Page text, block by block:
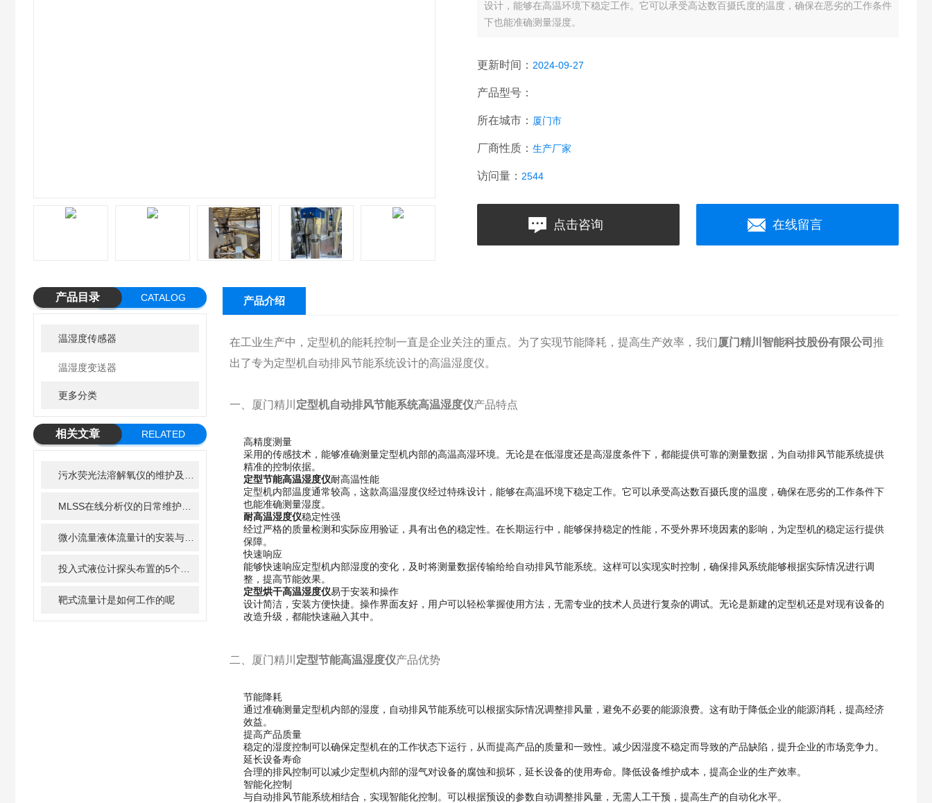
设计，能够在高温环境下稳定工作。它可以承受高达数百摄氏度的温度，确保在恶劣的工作条件
下也能准确测量湿度。
更新时间： 2024-09-27
产品型号：
所在城市： 厦门市
厂商性质： 生产厂家
访问量： 2544
点击咨询 在线留言
产品目录 CATALOG
温湿度传感器
温湿度变送器
更多分类
相关文章
RELATED
靶式流量计是如何工作的呢
产品介绍
在工业生产中，定型机的能耗控制一直是企业关注的重点。为了实现节能降耗，提高生产效率，我们厦门精川智能科技股份有限公司 推
出了专为定型机自动排风节能系统设计的高温湿度仪。
一、厦门精川 定型机自动排风节能系统高温湿度仪产品特点
高精度测量
采用的传感技术，能够准确测量定型机内部的高温高湿环境。无论是在低湿度还是高湿度条件下，都能提供可靠的测量数据，为自动排风节能系统提供
精准的控制依据。
定型节能高温湿度仪耐高温性能
定型机内部温度通常较高，这款高温湿度仪经过特殊设计，能够在高温环境下稳定工作。它可以承受高达数百摄氏度的温度，确保在恶劣的工作条件下
也能准确测量湿度。
耐高温湿度仪稳定性强
经过严格的质量检测和实际应用验证，具有出色的稳定性。在长期运行中，能够保持稳定的性能，不受外界环境因素的影响，为定型机的稳定运行提供
保障。
快速响应
能够快速响应定型机内部湿度的变化，及时将测量数据传输给给自动排风节能系统。这样可以实现实时控制，确保排风系统能够根据实际情况进行调
整，提高节能效果。
定型烘干高温湿度仪易于安装和操作
设计简洁，安装方便快捷。操作界面友好，用户可以轻松掌握使用方法，无需专业的技术人员进行复杂的调试。无论是新建的定型机还是对现有设备的
改造升级，都能快速融入其中。
二、厦门精川 定型节能高温湿度仪产品优势
节能降耗
通过准确测量定型机内部的湿度，自动排风节能系统可以根据实际情况调整排风量，避免不必要的能源浪费。这有助于降低企业的能源消耗，提高经济
效益。
提高产品质量
稳定的湿度控制可以确保定型机在的工作状态下运行，从而提高产品的质量和一致性。减少因湿度不稳定而导致的产品缺陷，提升企业的市场竞争力。
延长设备寿命
合理的排风控制可以减少定型机内部的湿气对设备的腐蚀和损坏，延长设备的使用寿命。降低设备维护成本，提高企业的生产效率。
智能化控制
与自动排风节能系统相结合，实现智能化控制。可以根据预设的参数自动调整排风量，无需人工干预，提高生产的自动化水平。